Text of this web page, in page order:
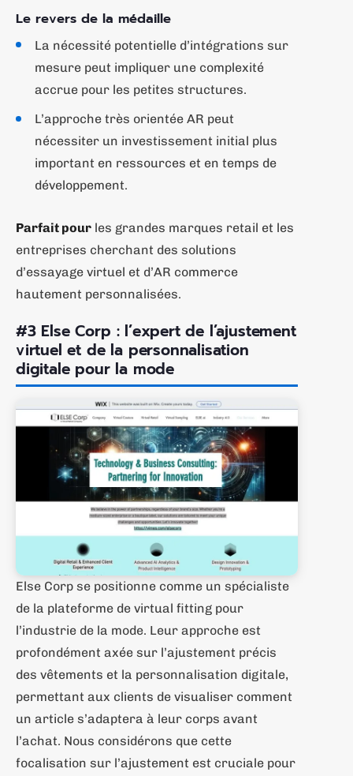
Le revers de la médaille
La nécessité potentielle d’intégrations sur
mesure peut impliquer une complexité
accrue pour les petites structures.
L’approche très orientée AR peut
nécessiter un investissement initial plus
important en ressources et en temps de
développement.
Parfait pour les grandes marques retail et les
entreprises cherchant des solutions
d’essayage virtuel et d’AR commerce
hautement personnalisées.
#3 Else Corp : l’expert de l’ajustement
virtuel et de la personnalisation
digitale pour la mode
Else Corp se positionne comme un spécialiste
de la plateforme de virtual fitting pour
l’industrie de la mode. Leur approche est
profondément axée sur l’ajustement précis
des vêtements et la personnalisation digitale,
permettant aux clients de visualiser comment
un article s’adaptera à leur corps avant
l’achat. Nous considérons que cette
focalisation sur l’ajustement est cruciale pour